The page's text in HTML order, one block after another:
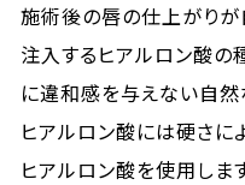
施術後の唇の仕上がりが
注入するヒアルロン酸の
に違和感を与えない自然
ヒアルロン酸には硬さに
ヒアルロン酸を使用しま